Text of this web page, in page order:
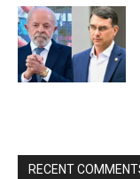
RECENT